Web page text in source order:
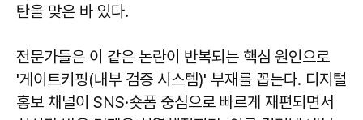
탄을 맞은 바 있다.
전문가들은 이 같은 논란이 반복되는 핵심 원인으로
'게이트키핑(내부 검증 시스템)' 부재를 꼽는다. 디지털
홍보 채널이 SNS·숏폼 중심으로 빠르게 재편되면서